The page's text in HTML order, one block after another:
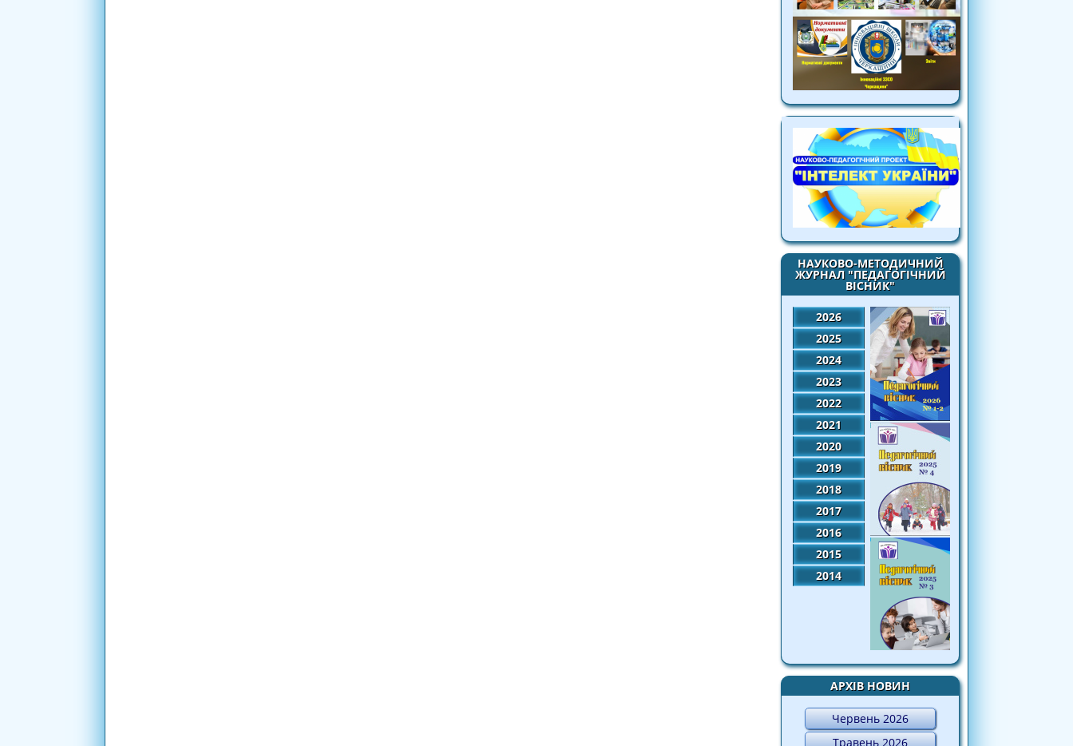
НАУКОВО-МЕТОДИЧНИЙ
ЖУРНАЛ "ПЕДАГОГІЧНИЙ
ВІСНИК"
2026
2025
2024
2023
2022
2021
2020
2019
2018
2017
2016
2015
2014
АРХІВ НОВИН
Червень 2026
Травень 2026